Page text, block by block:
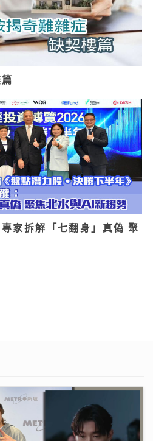
家拆解「七翻身」真偽 聚